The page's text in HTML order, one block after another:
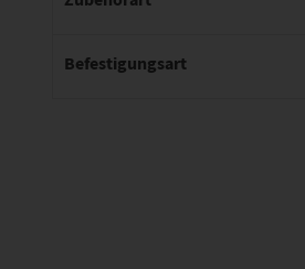
Befestigungsart